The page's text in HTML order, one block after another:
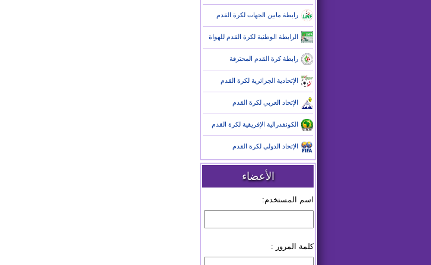
رابطة مابين الجهات لكرة القدم
الرابطة الوطنية لكرة القدم للهواة
رابطة كرة القدم المحترفة
الإتحادية الجزائرية لكرة القدم
الإتحاد العربي لكرة القدم
الكونفدرالية الإفريقية لكرة القدم
الإتحاد الدولي لكرة القدم
الأعضاء
اسم المستخدم:
كلمة المرور :